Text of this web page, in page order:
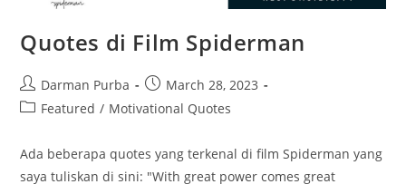
Quotes di Film Spiderman
Post
author:
Darman Purba
Post
published:
March 28, 2023
PostFeatured / Motivational Quotes
Ada beberapa quotes yang terkenal di film Spiderman yang
saya tuliskan di sini: "With great power comes great